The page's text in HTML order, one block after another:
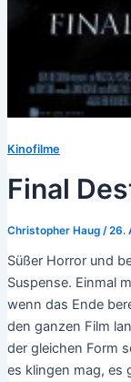
Kinofilme
Final
Christopher Haug /26.
Süßer Horror und
Suspense. Einmal
wenn das Ende
den ganzen Film
der gleichen Form
es klingen mag, es